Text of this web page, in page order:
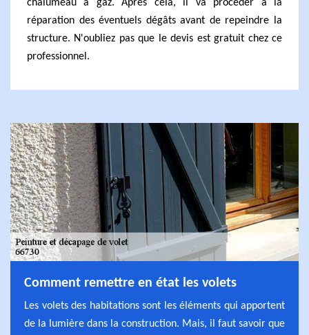
chalumeau à gaz. Après cela, il va procéder à la
réparation des éventuels dégâts avant de repeindre la
structure. N'oubliez pas que le devis est gratuit chez ce
professionnel.
Comment remettre en état les volets
Les volets des habitations sont les éléments qui apportent
de la lumière dans la construction. Mais, il faut savoir que